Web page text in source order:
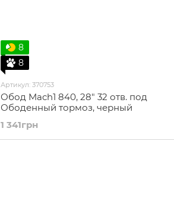
8
8
Артикул: 370753
Обод Mach1 840, 28" 32 отв. под
Ободенный тормоз, черный
1 341грн